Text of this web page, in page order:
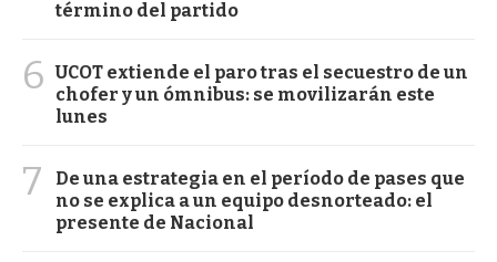
término del partido
6 UCOT extiende el paro tras el secuestro de un
chofer y un ómnibus: se movilizarán este
lunes
7
De una estrategia en el período de pases que
no se explica a un equipo desnorteado: el
presente de Nacional